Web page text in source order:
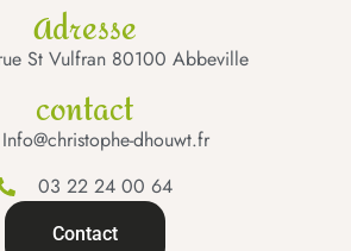
Adresse
St Vulfran 80100 Abbeville
contact
Info@christophe-dhouwt.fr
03 22 24 00 64
Contact